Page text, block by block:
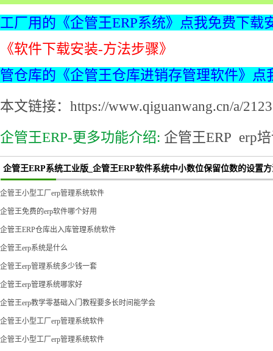
工厂用的《企管王ERP系统》点我免费下载
《软件下载安装-方法步骤》
管仓库的《企管王仓库进销存管理软件》点
本文链接：https://www.qiguanwang.cn/a/
企管王ERP-更多功能介绍: 企管王ERP erp
企管王ERP系统工业版_企管王ERP软件系统中小数位保留位数的设置
企管王小型工厂erp管理系统软件
企管王免费的erp软件哪个好用
企管王ERP仓库出入库管理系统软件
企管王erp系统是什么
企管王erp管理系统多少钱一套
企管王erp管理系统哪家好
企管王erp教学零基础入门教程要多长时间能学会
企管王小型工厂erp管理系统软件
企管王小型工厂erp管理系统软件